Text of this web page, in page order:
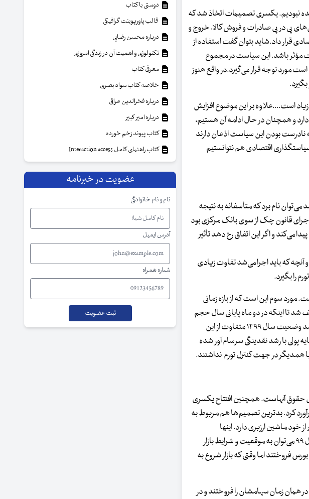
نبودیم. یکسری تصمیمات اتخاذ شد که
پی در پی صادرات و فروش کالا، خروج و
قرار داد.شاید بتوان گفت استفاده از
مؤثر باشد. این سیاست در مجموع
مورد توجه قرار می‌گیرد.در واقع هنوز
است....علاوه بر این موضوع افزایش
و همچنان در حال ادامه آن هستیم،
به نادرست بودن این سیاست اذعان دارند
مردم بود و به لحاظ سیاستگذاری اقتصادی هم نتوانستیم
را که عملیات اجرایی آن آغاز شد می‌توان نام برد که متأسفانه به نتیجه
قانون چک از سوی بانک مرکزی بود
می‌کند و اگر این اتفاق رخ دهد تأثیر
برسد اما آنچه که در عمل اجرا شد و آنچه که باید اجرا می‌شد تفاوت زیادی
را بگیرد.
است. مورد سوم این است که از بازه زمانی
متوقف شد تا اینکه در دو ماه پایانی سال حجم
زیادی اوراق عرضه شد که خریداری هم نداشت و نظام بانکی آن را خریداری کرد.همین سه نوآوری اگر بدرستی انجام می شد وضعیت سال ۱۳۹۹ متفاوت از این
پولی با رشد نقدینگی سرسام آور شده
حقوق آنهاست. همچنین افتتاح یکسری
مربوط به پتروشیمی را که در جاهای مختلف انجام شد می‌توان از اقدامات مهم و مثبت اقتصادی در سال ۹۹ برآورد کرد. بدترین تصمیم‌ها هم مربوط به
ماشین ارزبری دارد. اینها
تصمیم‌هایی کاملاً اشتباه بوده است که در این سال گرفته شد. همچنین در ارتباط با دیگر تصمیم‌های نادرست در این سال ۹۹ می‌توان به موقعیت و شرایط بازار
فروختند اما وقتی که بازار شروع به
در همان زمان سهامشان را فروختند و در
دوستی با کتاب
قالب پاورپوینت گرافیکی
درباره محسن رضایی
تکنولوژی و اهمیت آن در زندگی امروزی
معرفی کتاب
خلاصه کتاب سواد بصری
درباره فخرالدین عراقی
درباره امیر کبیر
کتاب پیوند زخم خورده
کتاب راهنمای کامل Interaction access
عضویت در خبرنامه
نام و نام خانوادگی
آدرس ایمیل
شماره همراه